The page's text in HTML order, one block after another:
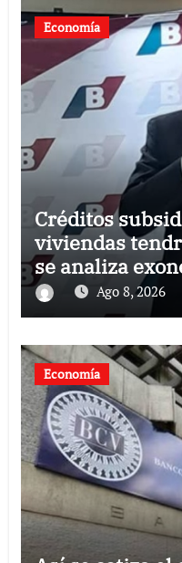
Economía
Créditos
viviendas
se analiza
Ago 8, 2026
Economía